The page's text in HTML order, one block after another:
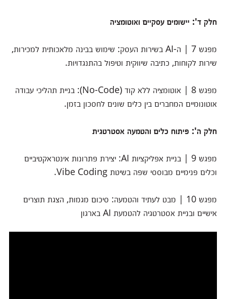
חלק ד': יישומים עסקיים ואוטומציה
מפגש 7 | ה-AI בשירות העסק: שימוש בבינה מלאכותית למכירות,
שירות לקוחות, כתיבה שיווקית וטיפול בהתנגדויות.
מפגש 8 | אוטומציה ללא קוד (No-Code): בניית תהליכי עבודה
אוטונומיים המחברים בין כלים שונים לחסכון בזמן.
חלק ה': פיתוח כלים והטמעה אסטרטגית
מפגש 9 | בניית אפליקציות AI: יצירת פתרונות אינטראקטיביים
וכלים פנימיים מבוססי שפה בשיטת Vibe Coding.
מפגש 10 | מבט לעתיד והטמעה: סיכום מגמות, הצגת תוצרים
אישיים ובניית אסטרטגיה להטמעת AI בארגון